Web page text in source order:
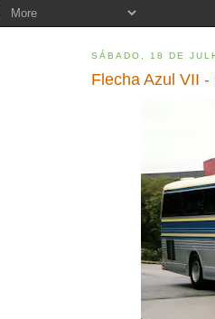
SÁBADO, 18 DE
Flecha Azul VII